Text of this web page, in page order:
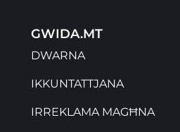
GWIDA.MT
DWARNA
IKKUNTATTJANA
IRREKLAMA MAGĦNA